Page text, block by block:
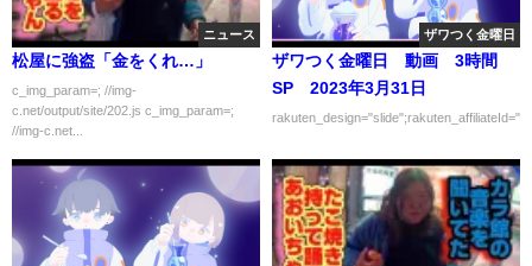
ニュース
松屋に強盗「金をくれ…」
c_img_param=; //img-
c.net/output/site/202.js c_img_param=;
//img-c.net...
ザワつく金曜日
ザワつく金曜日 動画 3時間
SP 2023年3月31日